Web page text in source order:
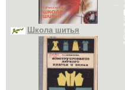
Школа шитья